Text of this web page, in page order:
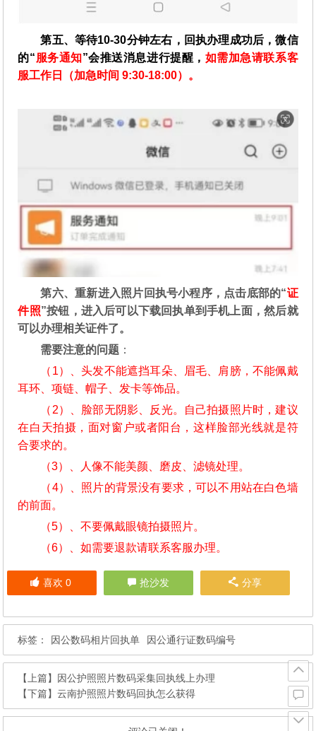
第五、等待10-30分钟左右，回执办理成功后，微信
的“服务通知”会推送消息进行提醒， 如需加急请联系客
服工作日（加急时间 9:30-18:00）。
第六、重新进入照片回执号小程序，点击底部的“证
件照”按钮，进入后可以下载回执单到手机上面，然后就
可以办理相关证件了。
需要注意的问题 ：
（1）、头发不能遮挡耳朵、眉毛、肩膀，不能佩戴
耳环、项链、帽子、发卡等饰品。
（2）、脸部无阴影、反光。自己拍摄照片时，建议
在白天拍摄，面对窗户或者阳台，这样脸部光线就是符
合要求的。
（3）、人像不能美颜、磨皮、滤镜处理。
（4）、照片的背景没有要求，可以不用站在白色墙
的前面。
（5）、不要佩戴眼镜拍摄照片。
（6）、如需要退款请联系客服办理。
喜欢 0 抢沙发 分享
标签： 因公数码相片回执单 因公通行证数码编号
【上篇】 因公护照照片数码采集回执线上办理
【下篇】云南护照照片数码回执怎么获得